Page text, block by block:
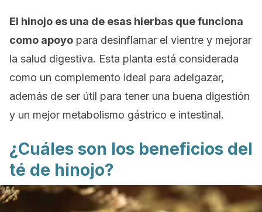
El hinojo es una de esas hierbas que funciona
como apoyo para desinflamar el vientre y mejorar
la salud digestiva. Esta planta está considerada
como un complemento ideal para adelgazar,
además de ser útil para tener una buena digestión
y un mejor metabolismo gástrico e intestinal.
¿Cuáles son los beneficios del
té de hinojo?